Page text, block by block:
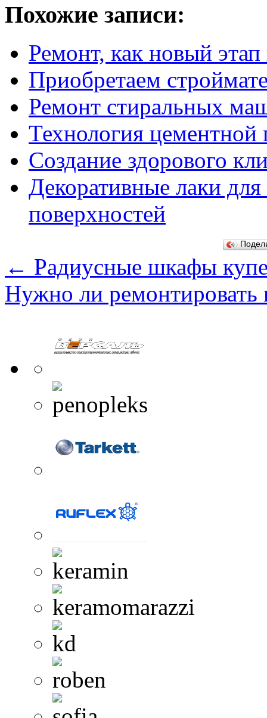
Похожие записи:
Ремонт, как новый
Приобретаем
Ремонт стиральных
Технология цементной
Создание здорового
Декоративные лаки
поверхностей
← Радиусные шкафы
Нужно ли ремонтировать